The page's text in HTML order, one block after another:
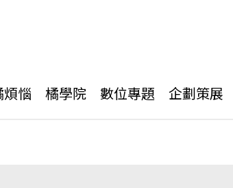
煩惱 橘學院 數位專題 企劃策展